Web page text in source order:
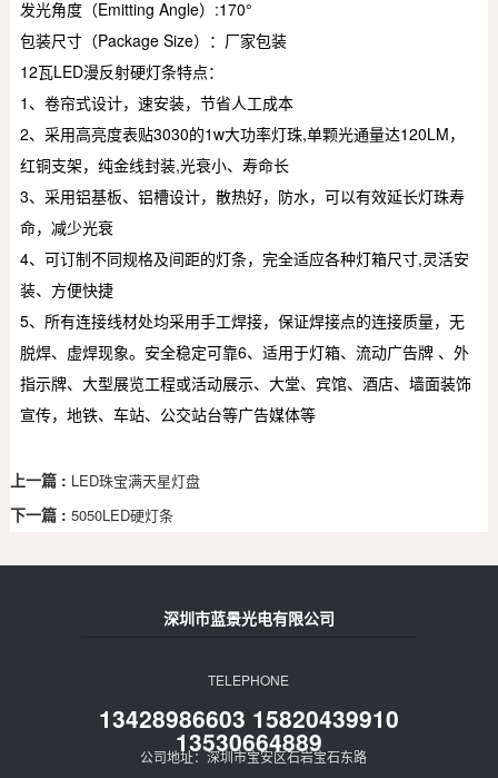
发光角度（Emitting Angle）:170°
包装尺寸（Package Size）：厂家包装
12瓦LED漫反射硬灯条特点：
1、卷帘式设计，速安装，节省人工成本
2、采用高亮度表贴3030的1w大功率灯珠,单颗光通量达120LM，
红铜支架，纯金线封装,光衰小、寿命长
3、采用铝基板、铝槽设计，散热好，防水，可以有效延长灯珠寿
命，减少光衰
4、可订制不同规格及间距的灯条，完全适应各种灯箱尺寸,灵活安
装、方便快捷
5、所有连接线材处均采用手工焊接，保证焊接点的连接质量，无
脱焊、虚焊现象。安全稳定可靠6、适用于灯箱、流动广告牌 、外
指示牌、大型展览工程或活动展示、大堂、宾馆、酒店、墙面装饰
宣传，地铁、车站、公交站台等广告媒体等
上一篇 : LED珠宝满天星灯盘
下一篇 : 5050LED硬灯条
深圳市蓝景光电有限公司
TELEPHONE
13428986603 15820439910
13530664889
公司地址：深圳市宝安区石岩宝石东路